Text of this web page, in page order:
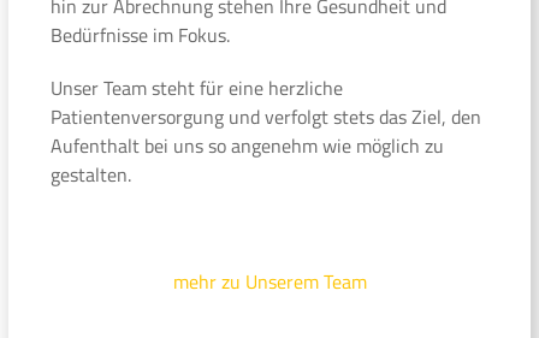
hin zur Abrechnung stehen Ihre Gesundheit und
Bedürfnisse im Fokus.
Unser Team steht für eine herzliche
Patientenversorgung und verfolgt stets das Ziel, den
Aufenthalt bei uns so angenehm wie möglich zu
gestalten.
mehr zu Unserem Team